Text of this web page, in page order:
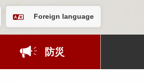
Foreign language
防災